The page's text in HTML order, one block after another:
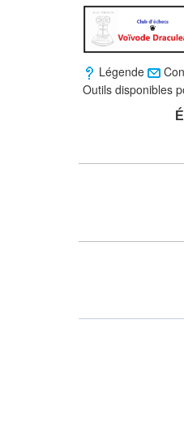
Légende
Outils disponibles